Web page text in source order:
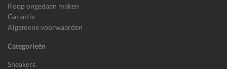
Koop ongedaan maken
Garantie
Algemene voorwaarden
Categorieën
Sneakers